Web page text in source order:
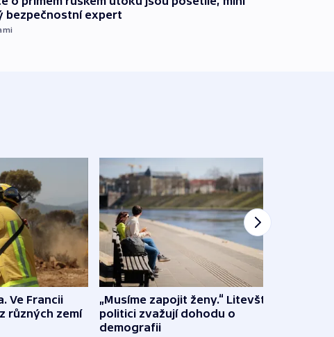
bezpečnostní expert
Ve Francii
různých zemí
„Musíme zapojit ženy.“ Litevští
politici zvažují dohodu o
demografii